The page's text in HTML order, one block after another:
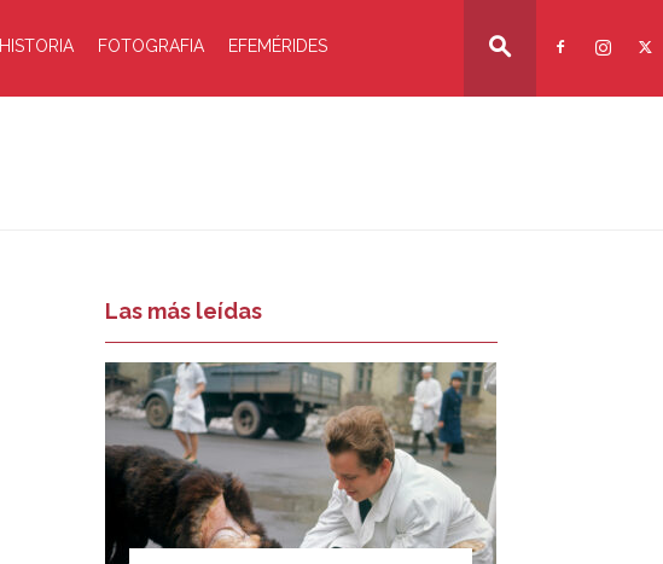
HISTORIA FOTOGRAFIA EFEMÉRIDES
Las más leídas